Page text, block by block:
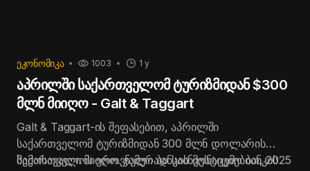
ᲔᲙᲝᲜᲝᲛᲘᲙᲐ 1 y
1003
აპრილში საქართველომ ტურიზმიდან $300
მლნ მიიღო - Galt & Taggart
Galt & Taggart-ის შეფასებით, აპრილში
საქართველომ ტურიზმიდან 300 მლნ დოლარის
შემოსავალი მიიღო. ჯამურად საინვესტიციო ბანკის
საქართველოს ეროვნული ბანკის მონაცემებით, 2025